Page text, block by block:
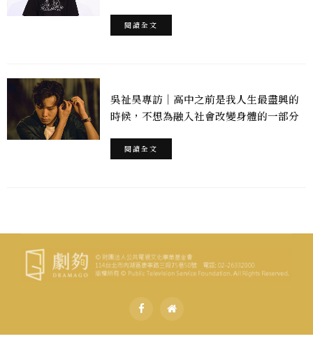
閱讀全文
吳祉昊專訪｜高中之前是我人生最盡興的
時候，不想為融入社會改變身體的一部分
閱讀全文